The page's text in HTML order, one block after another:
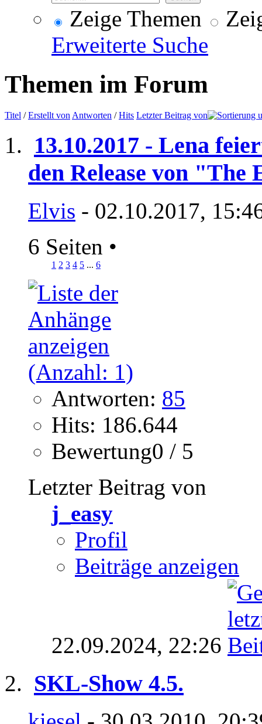
Zeige Themen
Erweiterte Suche
Themen im Forum
Titel /Erstellt von Antworten /Hits Letzter Beitrag von
13.10.2017 - Lena
den Release von
Elvis - 02.10.2017,
6 Seiten •
1 2 3 4 5 ... 6
Antworten: 85
Hits: 186.644
Bewertung0 / 5
Letzter Beitrag von
j_easy
Profil
Beiträge anzeigen
22.09.2024, 22:26
SKL-Show 4.5.